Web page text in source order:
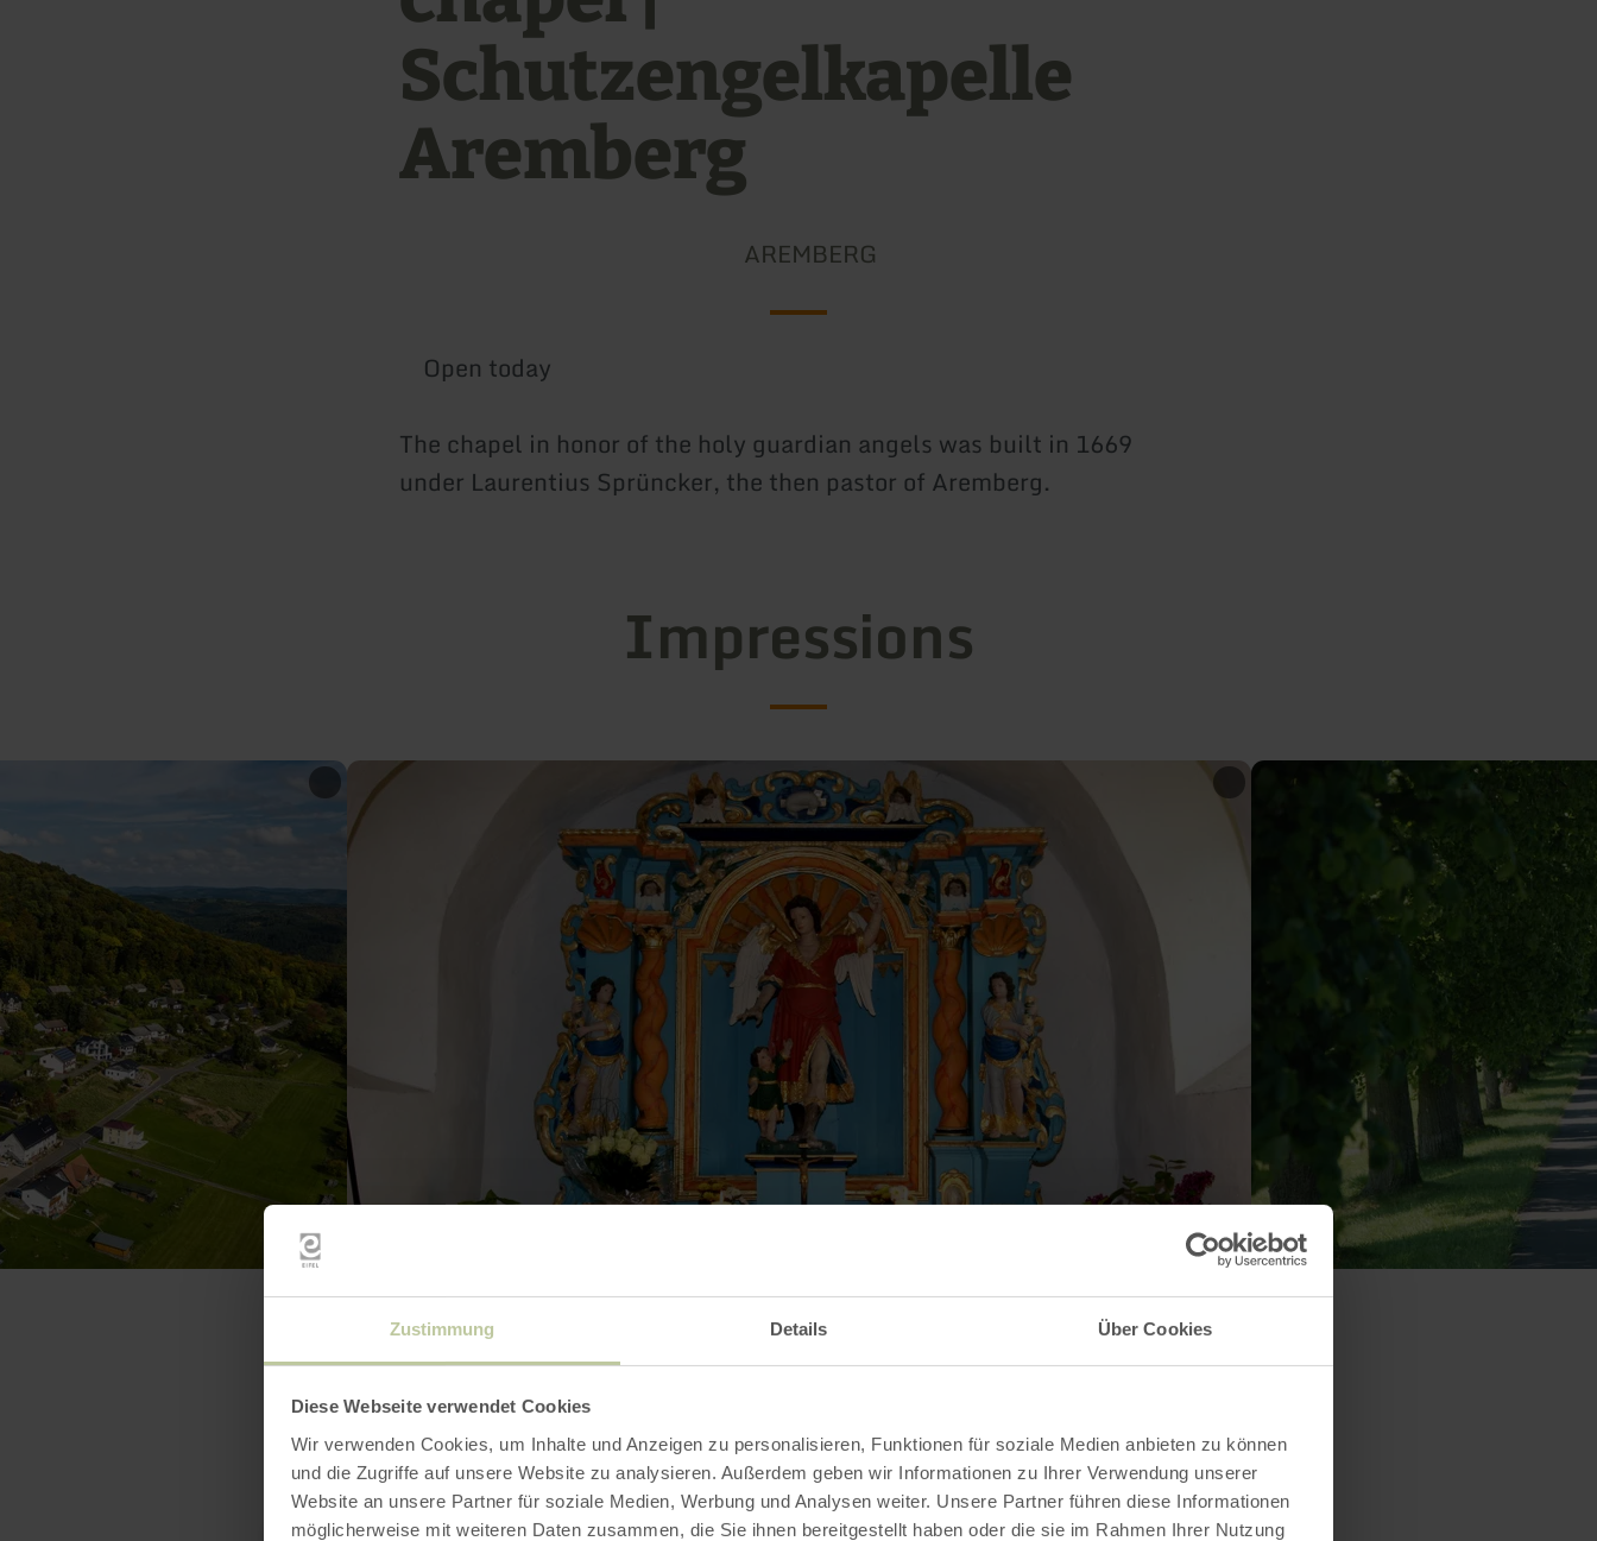
Zustimmung Details Über Cookies
Diese Webseite verwendet Cookies
Wir verwenden Cookies, um Inhalte und Anzeigen zu personalisieren, Funktionen für soziale Medien anbieten zu können
und die Zugriffe auf unsere Website zu analysieren. Außerdem geben wir Informationen zu Ihrer Verwendung unserer
Website an unsere Partner für soziale Medien, Werbung und Analysen weiter. Unsere Partner führen diese Informationen
möglicherweise mit weiteren Daten zusammen, die Sie ihnen bereitgestellt haben oder die sie im Rahmen Ihrer Nutzung
Schutzengelkapelle
Aremberg
AREMBERG
Open today
The chapel in honor of the holy guardian angels was built in 1669
under Laurentius Sprüncker, the then pastor of Aremberg.
Impressions